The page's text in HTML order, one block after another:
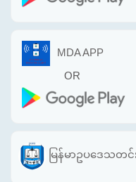
MDA APP
OR
မြန်မာဥပဒေသ